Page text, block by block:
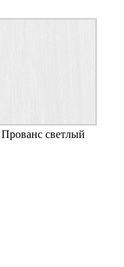
Прованс светлый